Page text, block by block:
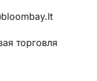
торговля